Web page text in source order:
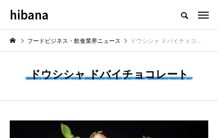
フードビジネス・飲食業界のニュースメディア
NEW POST
hibana
フードビジネス・飲食業界ニュース ドウシシャ ドバイチョコレート
ドウシシャ ドバイチョコレート